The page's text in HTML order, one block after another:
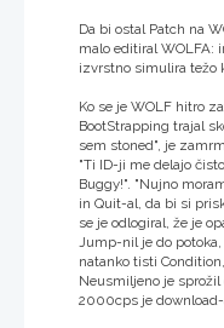
Da bi ostal Patch na
malo editiral WOLFA:
izvrstno simulira težo
Ko se je WOLF hitro
BootStrapping trajal
sem stoned", je
"Ti ID-ji me delajo čisto
Buggy!". "Nujno
in Quit-al, da bi si
se je odlogiral, že je
Jump-nil je do
natanko tisti
Neusmiljeno je
2000cps je download-